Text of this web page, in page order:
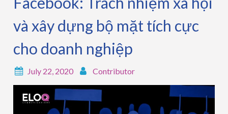
và xây dựng bộ mặt tích cực
cho doanh nghiệp
July 22, 2020 Contributor